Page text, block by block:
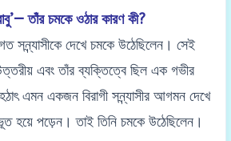
তাঁর চমকে ওঠার কারণ কী?
সন্ন্যাসীকে দেখে চমকে উঠেছিলেন। সেই
উত্তরীয় এবং তাঁর ব্যক্তিত্বে ছিল এক গভীর
এমন একজন বিরাগী সন্ন্যাসীর আগমন দেখে
হয়ে পড়েন। তাই তিনি চমকে উঠেছিলেন।